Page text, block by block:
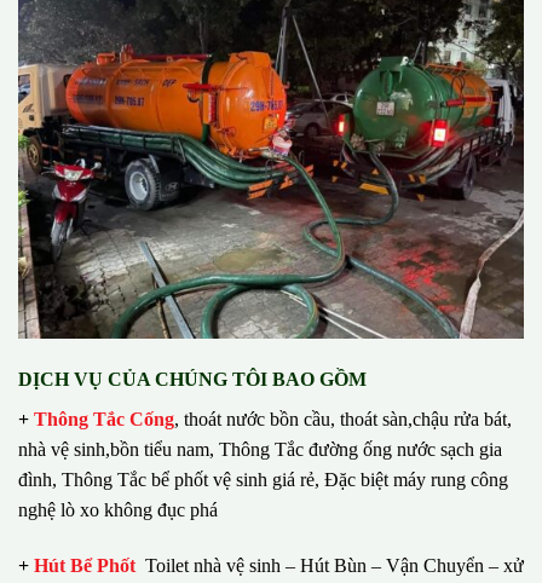
DỊCH VỤ CỦA CHÚNG TÔI BAO GỒM
+ Thông Tắc Cống, thoát nước bồn cầu, thoát sàn,chậu rửa bát,
nhà vệ sinh,bồn tiểu nam, Thông Tắc đường ống nước sạch gia
đình, Thông Tắc bể phốt vệ sinh giá rẻ, Đặc biệt máy rung công
nghệ lò xo không đục phá
+ Hút Bể Phốt Toilet nhà vệ sinh – Hút Bùn – Vận Chuyển – xử